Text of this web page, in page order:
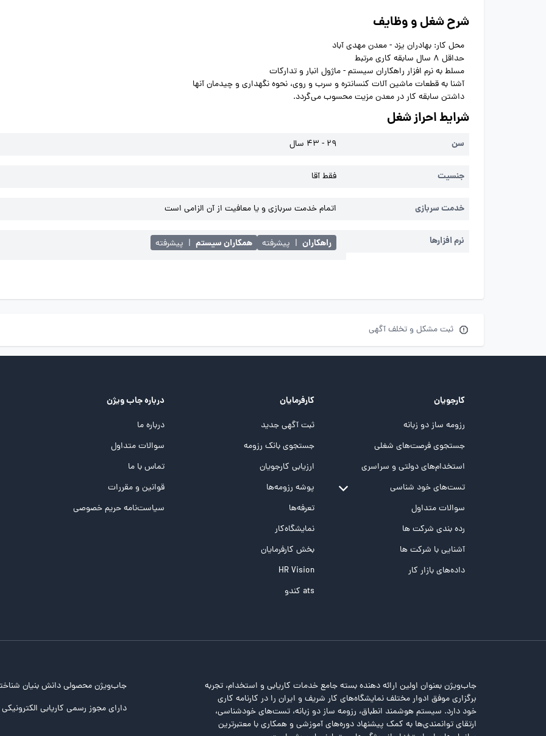
شرح شغل و وظایف
محل کار: بهادران یزد - معدن مهدی آباد
حداقل 8 سال سابقه کاری مرتبط
مسلط به نرم افزار راهکاران سیستم - ماژول انبار و تدارکات
آشنا به قطعات ماشین آلات کنسانتره و سرب و روی، نحوه نگهداری و چیدمان آنها
داشتن سابقه کار در معدن مزیت محسوب می‌گردد.
شرایط احراز شغل
سن 29 - 43 سال
جنسیت فقط آقا
خدمت سربازی اتمام خدمت سربازی و یا معافیت از آن الزامی است
نرم افزارها راهکاران | پیشرفته همکاران سیستم | پیشرفته
ثبت مشکل و تخلف آگهی
کارجویان
رزومه ساز دو زبانه
جستجوی فرصت‌های شغلی
استخدام‌های دولتی و سراسری
تست‌های خود شناسی
تست MBTI
تست تیپ سنجی شغلی Holland
تست NEO
تست هوش های چندگانه
سوالات متداول
رده بندی شرکت ها
آشنایی با شرکت ها
داده‌های بازار کار
کارفرمایان
ثبت آگهی جدید
جستجوی بانک رزومه
ارزیابی کارجویان
پوشه‌‌ رزومه‌ها
تعرفه‌ها
نمایشگاه‌کار
بخش کارفرمایان
HR Vision
ats کندو
درباره جاب ویژن
درباره ما
سوالات متداول
تماس با ما
قوانین و مقررات
سیاست‌نامه حریم خصوصی
جاب‌ویژن بعنوان اولین ارائه دهنده بسته جامع خدمات کاریابی و استخدام، تجربه
برگزاری موفق ادوار مختلف نمایشگاه‌های کار شریف و ایران را در کارنامه کاری
خود دارد. سیستم هوشمند انطباق، رزومه ساز دو زبانه، تست‌های خودشناسی،
ارتقای توانمندی‌ها به کمک پیشنهاد دوره‌های آموزشی و همکاری با معتبرترین
جاب‌ویژن محصولی دانش بنیان
دارای مجوز رسمی کاریابی